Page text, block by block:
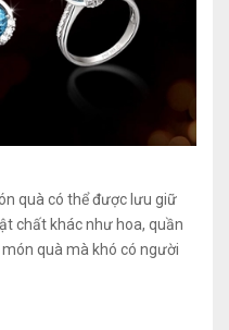
quà có thể được lưu giữ
chất khác như hoa, quần
quà mà khó có người